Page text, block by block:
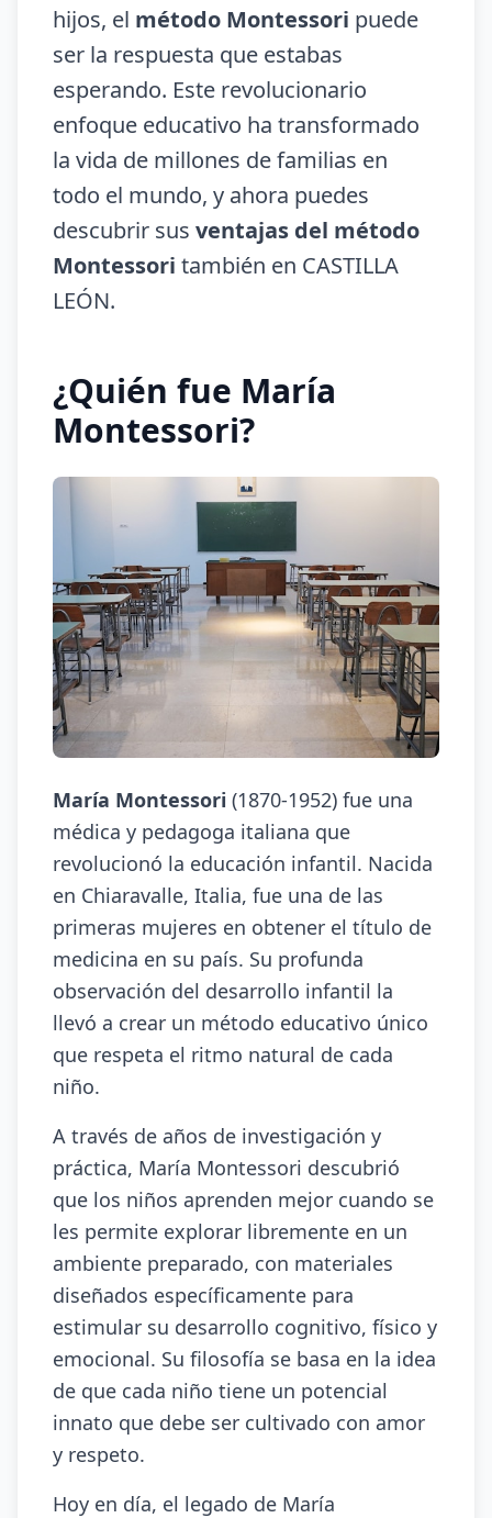
hijos, el método Montessori puede
ser la respuesta que estabas
esperando. Este revolucionario
enfoque educativo ha transformado
la vida de millones de familias en
todo el mundo, y ahora puedes
descubrir sus ventajas del método
Montessori también en CASTILLA
LEÓN.
¿Quién fue María
Montessori?
María Montessori (1870-1952) fue una
médica y pedagoga italiana que
revolucionó la educación infantil. Nacida
en Chiaravalle, Italia, fue una de las
primeras mujeres en obtener el título de
medicina en su país. Su profunda
observación del desarrollo infantil la
llevó a crear un método educativo único
que respeta el ritmo natural de cada
niño.
A través de años de investigación y
práctica, María Montessori descubrió
que los niños aprenden mejor cuando se
les permite explorar libremente en un
ambiente preparado, con materiales
diseñados específicamente para
estimular su desarrollo cognitivo, físico y
emocional. Su filosofía se basa en la idea
de que cada niño tiene un potencial
innato que debe ser cultivado con amor
y respeto.
Hoy en día, el legado de María